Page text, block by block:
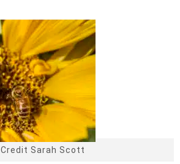
Credit Sarah Scott